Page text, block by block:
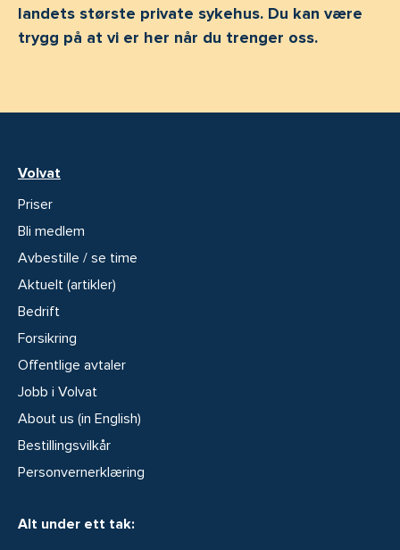
landets største private sykehus. Du kan være
trygg på at vi er her når du trenger oss.
Volvat
Priser
Bli medlem
Avbestille / se time
Aktuelt (artikler)
Bedrift
Forsikring
Offentlige avtaler
Jobb i Volvat
About us (in English)
Bestillingsvilkår
Personvernerklæring
Alt under ett tak: